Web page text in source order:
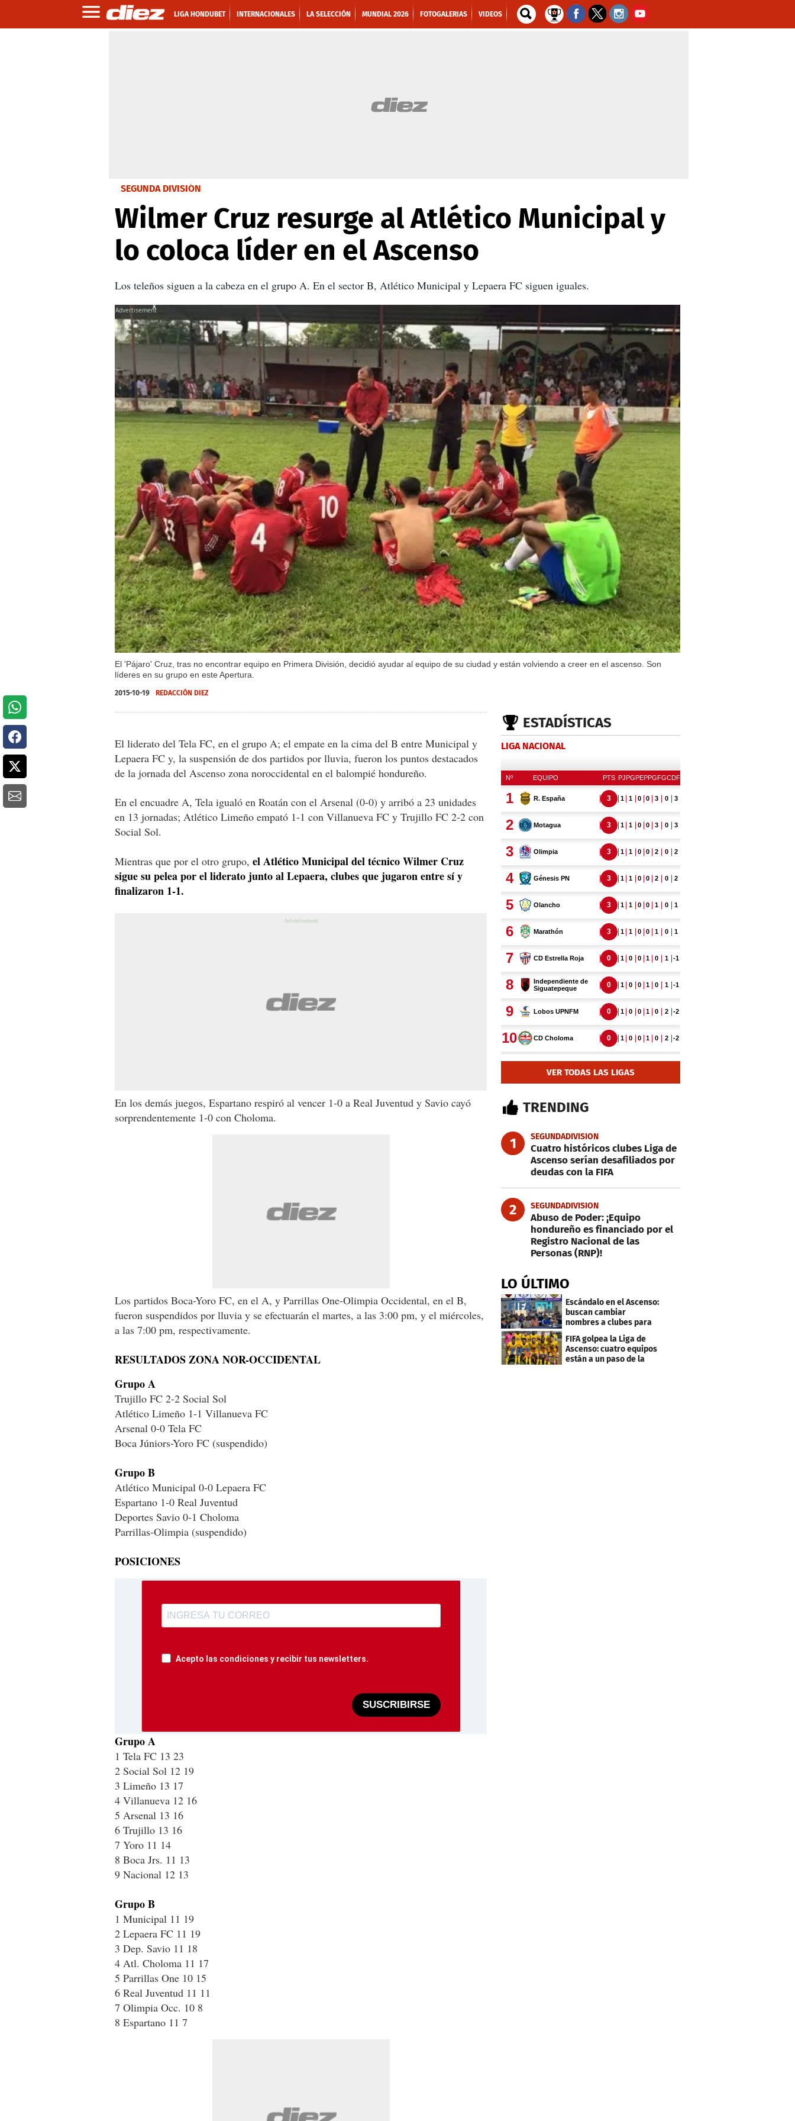
LIGA HONDUBET INTERNACIONALES LA SELECCIÓN MUNDIAL 2026 FOTOGALERIAS VIDEOS
SEGUNDA DIVISIÓN
Wilmer Cruz resurge al Atlético Municipal y
lo coloca líder en el Ascenso
Los teleños siguen a la cabeza en el grupo A. En el sector B, Atlético Municipal y Lepaera FC siguen iguales.
El 'Pájaro' Cruz, tras no encontrar equipo en Primera División, decidió ayudar al equipo de su ciudad y están volviendo a creer en el ascenso. Son
líderes en su grupo en este Apertura.
X
2015-10-19 REDACCIÓN DIEZ
El liderato del Tela FC, en el grupo A; el empate en la cima del B entre Municipal y
Lepaera FC y, la suspensión de dos partidos por lluvia, fueron los puntos destacados
de la jornada del Ascenso zona noroccidental en el balompié hondureño.
En el encuadre A, Tela igualó en Roatán con el Arsenal (0-0) y arribó a 23 unidades
en 13 jornadas; Atlético Limeño empató 1-1 con Villanueva FC y Trujillo FC 2-2 con
Social Sol.
Mientras que por el otro grupo, el Atlético Municipal del técnico Wilmer Cruz
sigue su pelea por el liderato junto al Lepaera, clubes que jugaron entre sí y
finalizaron 1-1.
En los demás juegos, Espartano respiró al vencer 1-0 a Real Juventud y Savio cayó
sorprendentemente 1-0 con Choloma.
Los partidos Boca-Yoro FC, en el A, y Parrillas One-Olimpia Occidental, en el B,
fueron suspendidos por lluvia y se efectuarán el martes, a las 3:00 pm, y el miércoles,
a las 7:00 pm, respectivamente.
RESULTADOS ZONA NOR-OCCIDENTAL
Grupo A
Trujillo FC 2-2 Social Sol
Atlético Limeño 1-1 Villanueva FC
Arsenal 0-0 Tela FC
Boca Júniors-Yoro FC (suspendido)
Grupo B
Atlético Municipal 0-0 Lepaera FC
Espartano 1-0 Real Juventud
Deportes Savio 0-1 Choloma
Parrillas-Olimpia (suspendido)
POSICIONES
Acepto las condiciones y recibir tus newsletters.
SUSCRIBIRSE
Grupo A
1 Tela FC 13 23
2 Social Sol 12 19
3 Limeño 13 17
4 Villanueva 12 16
5 Arsenal 13 16
6 Trujillo 13 16
7 Yoro 11 14
8 Boca Jrs. 11 13
9 Nacional 12 13
Grupo B
1 Municipal 11 19
2 Lepaera FC 11 19
3 Dep. Savio 11 18
4 Atl. Choloma 11 17
5 Parrillas One 10 15
6 Real Juventud 11 11
7 Olimpia Occ. 10 8
8 Espartano 11 7
ESTADÍSTICAS
LIGA NACIONAL
VER TODAS LAS LIGAS
TRENDING
1 SEGUNDADIVISION
Cuatro históricos clubes Liga de
Ascenso serían desafiliados por
deudas con la FIFA
2 SEGUNDADIVISION
Abuso de Poder: ¡Equipo
hondureño es financiado por el
Registro Nacional de las
Personas (RNP)!
LO ÚLTIMO
Escándalo en el Ascenso:
buscan cambiar
nombres a clubes para
evitar millonarias
deudas
FIFA golpea la Liga de
Ascenso: cuatro equipos
están a un paso de la